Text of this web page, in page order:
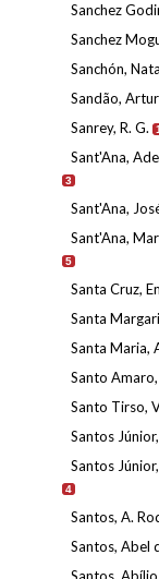
Sanchez
Sanchez
Sanchón,
Sandão,
Sanrey, R. G. 1
Sant'Ana,
3
Sant'Ana,
Sant'Ana,
5
Santa Cruz,
Santa
Santa Maria,
Santo
Santo Tirso,
Santos
Santos
4
Santos, A.
Santos, Abel